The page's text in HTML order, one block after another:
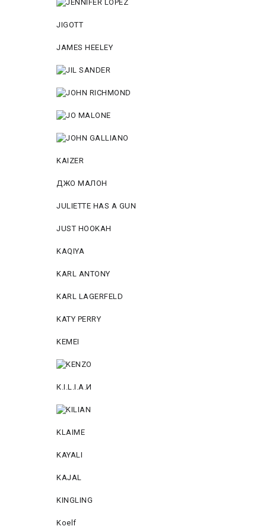
JIGOTT
JAMES HEELEY
KAIZER
ДЖО МАЛОН
JULIETTE HAS A GUN
JUST HOOKAH
KAQIYA
KARL ANTONY
KARL LAGERFELD
KATY PERRY
KEMEI
К.I.L.I.А.И
KLAIME
KAYALI
KAJAL
KINGLING
Koelf